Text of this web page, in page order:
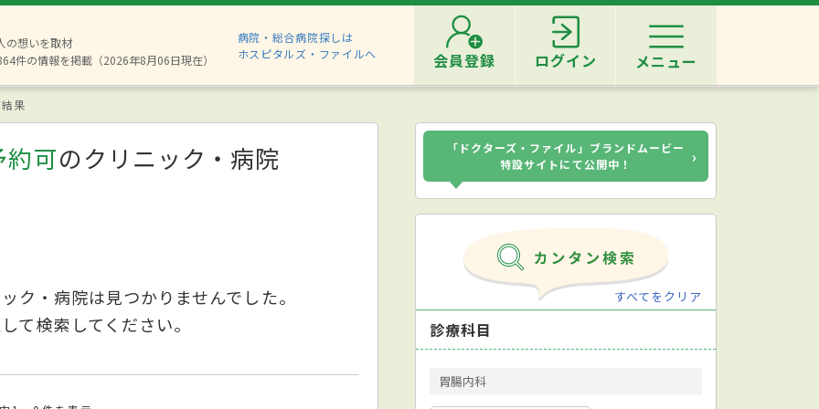
の想いを取材
件の情報を掲載（2026年8月06日現在）
病院・総合病院探しは
ホスピタルズ・ファイルへ
会員登録 ログイン メニュー
果
約可のクリニック・病院
ク・病院は見つかりませんでした。
て検索してください。
「ドクターズ・ファイル」ブランドムービー
特設サイトにて公開中！
›
すべてをクリア
診療科目
胃腸内科